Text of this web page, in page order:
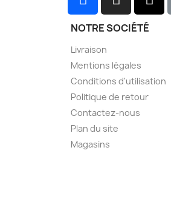
NOTRE SOCIÉTÉ
Livraison
Mentions légales
Conditions d'utilisation
Politique de retour
Contactez-nous
Plan du site
Magasins